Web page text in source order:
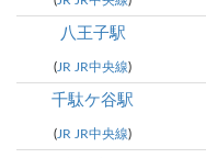
八王子駅
(JR JR中央線)
千駄ケ谷駅
(JR JR中央線)